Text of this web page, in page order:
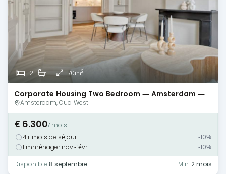
2 1 70m2
Corporate Housing Two Bedroom — Amsterdam —
Canal View
Amsterdam, Oud-West
€ 6.300/ mois
4+ mois de séjour
-10%
Emménager nov.-févr.
-10%
Disponible 8 septembre Min.2 mois